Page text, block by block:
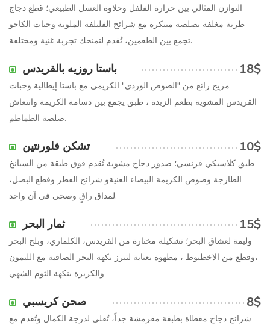
التوازن المثالي بين حرارة الفلفل وحلاوة العسل الطبيعي؛ قطع دجاج
طرية مغلفة بصلصة مبتكرة مع شرائح الفليلفة الملونة وحبات الكاجو
تجمع بين الطعمين، تُقدم لتمنحك تجربة غنية ومختلفة.
باستا روزيه بالقريدس 18$
مزيج رائع من "الصوص الوردي" الكريمي مع باستا إيطالية وحبات
القريدس المشوية بطعم الزبدة ، طبق يجمع بين دسامة الكريمة وانتعاش
صلصة الطماطم.
تشكن فلورنتين 10$
طبق كلاسيكي فرنسي؛ صدور دجاج مشوية تُقدم فوق طبقة من السبانخ
الطازجة وصوص الكريمة البيضاء الغنيةو شرائح الفطر وقطع البصل،
لمذاق راقٍ وصحي في آن واحد.
ثمار البحر 15$
وليمة لعشاق البحر؛ تشكيلة مختارة من القريدس، الكلماري، وبلح البحر
،وقطع من الاخطبوط ، مطهوة بعناية لتبرز نكهة البحر الصافية مع الليمون
والكزبرة بنكهة الثوم الشهي
صحن كريسبي 8$
شرائح دجاج مغطاة بطبقة مقرمشة جداً، تُقلى لدرجة الكمال وتُقدم مع